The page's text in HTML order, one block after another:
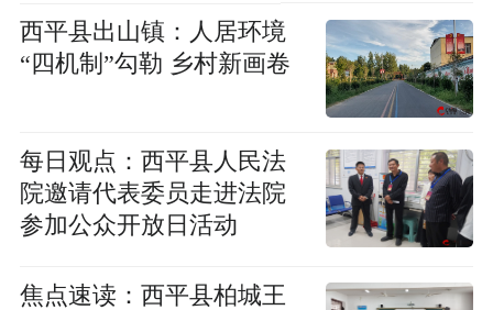
西平县出山镇：人居环境
“四机制”勾勒 乡村新画卷
每日观点：​西平县人民法
院邀请代表委员走进法院
参加公众开放日活动
焦点速读：西平县柏城王